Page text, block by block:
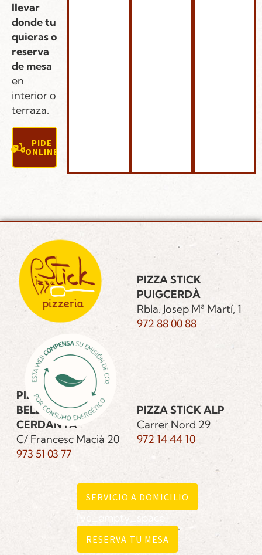
llevar
donde tu
quieras o
reserva
de mesa
en
interior o
terraza.
PIDE
ONLINE
PIZZA STICK
PUIGCERDÀ
Rbla. Josep Mª Martí, 1
972 88 00 88
PIZZA STICK
BELLVER DE
CERDANYA
C/ Francesc Macià 20
973 51 03 77
PIZZA STICK ALP
Carrer Nord 29
972 14 44 10
SERVICIO A DOMICILIO
[vc_empty_space]
RESERVA TU MESA